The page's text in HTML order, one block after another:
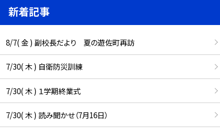
新着記事
8/7( 金 ) 副校長だより 夏の遊佐町再訪
7/30( 木 ) 自衛防災訓練
7/30( 木 ) １学期終業式
7/30( 木 ) 読み聞かせ（7月16日）